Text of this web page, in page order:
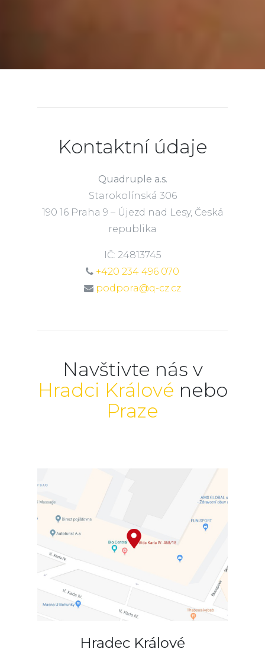
Kontaktní údaje
Quadruple a.s.
Starokolínská 306
190 16 Praha 9 – Újezd nad Lesy, Česká
republika
IČ: 24813745
+420 234 496 070
podpora@q-cz.cz
Navštivte nás v
Hradci Králové nebo
Praze
Hradec Králové